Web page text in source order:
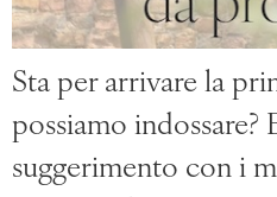
Sta per arrivare la
possiamo indossare?
suggerimento con i